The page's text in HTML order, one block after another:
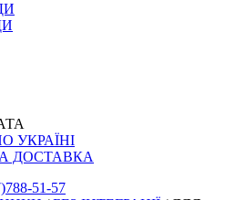
УКРАЇНІ
ДОСТАВКА
51-57